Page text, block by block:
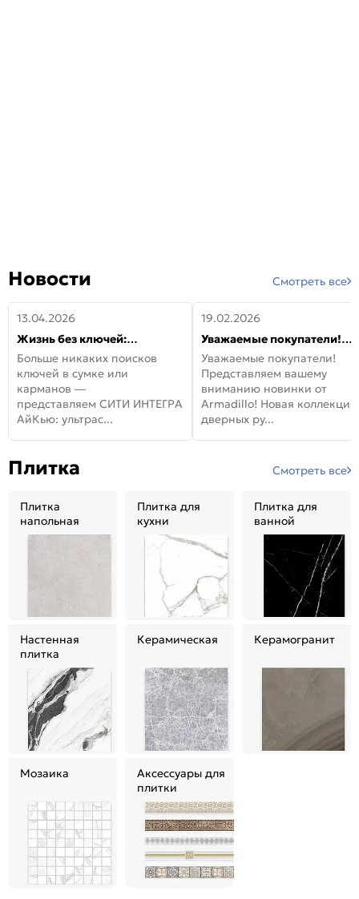
Новости Смотреть все
13.04.2026
Жизнь без ключей:
встречайте новую дверь
СИТИ ИНТЕГРА АйКью!
Больше никаких поисков
ключей в сумке или
карманов —
представляем СИТИ ИНТЕГРА
АйКью: ультрас...
19.02.2026
Уважаемые покупатели!
Представляем вашему
вниманию новинки от
Armadillo!
Уважаемые покупатели!
Представляем вашему
вниманию новинки от
Armadillo! Новая коллекция
дверных ру...
Плитка Смотреть все
Плитка
напольная
Плитка для
кухни
Плитка для
ванной
Настенная
плитка
Керамическая Керамогранит
Мозаика
Аксессуары для
плитки